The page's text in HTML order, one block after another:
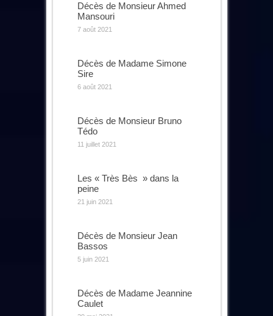
Décès de Monsieur Ahmed
Mansouri
7 août 2021
Décès de Madame Simone
Sire
6 août 2021
Décès de Monsieur Bruno
Tédo
11 juillet 2021
Les « Très Bès » dans la
peine
21 juin 2021
Décès de Monsieur Jean
Bassos
5 juin 2021
Décès de Madame Jeannine
Caulet